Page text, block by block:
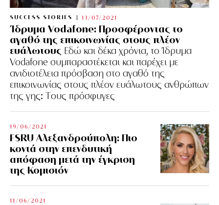
SUCCESS STORIES 13/07/2021
Ίδρυμα Vodafone: Προσφέροντας το
αγαθό της επικοινωνίας στους πλέον
ευάλωτους Εδώ και δέκα χρόνια, το Ίδρυμα
Vodafone συμπαραστέκεται και παρέχει με
ανιδιοτέλεια πρόσβαση στο αγαθό της
επικοινωνίας στους πλέον ευάλωτους ανθρώπων
της γης: Tους πρόσφυγες
19/06/2021
FSRU Αλεξανδρούπολη: Πιο
κοντά στην επενδυτική
απόφαση μετά την έγκριση
της Κομισιόν
11/06/2021